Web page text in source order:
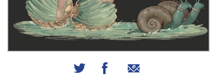
שיתוף באמצעות אימייל
שיתוף בפייסבוק